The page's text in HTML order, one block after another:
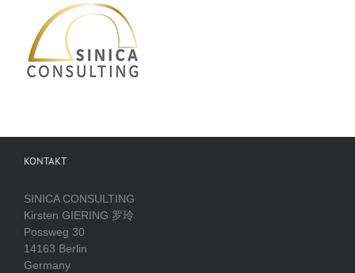
KONTAKT
SINICA CONSULTING
Kirsten GIERING 罗玲
Possweg 30
14163 Berlin
Germany